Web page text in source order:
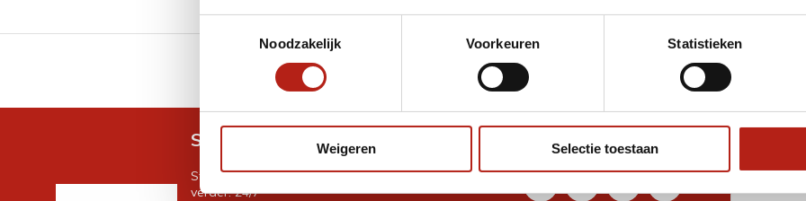
Noodzakelijk
Voorkeuren Statistieken
Weigeren Selectie toestaan
GRATIS verzending v.a €75 Eenvoudig ruilen of retour
Snel antwoord op je vraag?
Stel je vraag in de chat, en we helpen je graag
verder. 24/7
Volg ons